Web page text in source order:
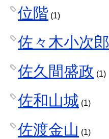
位階 (1)
佐々木小次郎
佐久間盛政 (1)
佐和山城 (1)
佐渡金山 (1)